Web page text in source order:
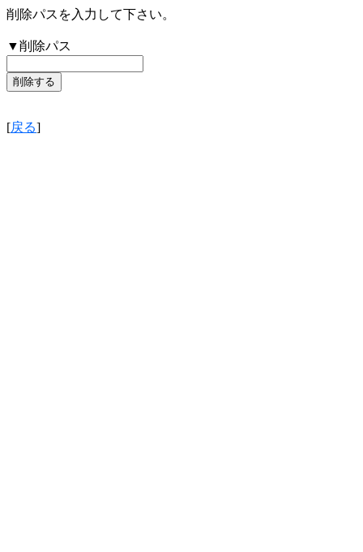
削除パスを入力して下さい。
▼削除パス
[戻る]